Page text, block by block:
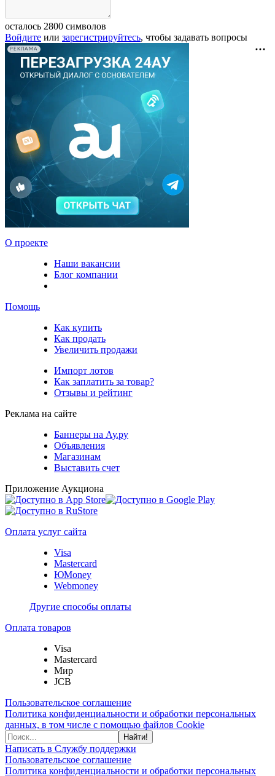
осталось 2800 символов
Войдите или зарегистрируйтесь, чтобы задавать вопросы
РЕКЛАМА
О проекте
Наши вакансии
Блог компании
Помощь
Как купить
Как продать
Увеличить продажи
Импорт лотов
Как заплатить за товар?
Отзывы и рейтинг
Реклама на сайте
Баннеры на Ау.ру
Объявления
Магазинам
Выставить счет
Приложение Аукциона
Оплата услуг сайта
Visa
Mastercard
ЮMoney
Webmoney
Другие способы оплаты
Оплата товаров
Visa
Mastercard
Мир
JCB
Пользовательское соглашение
Политика конфиденциальности и обработки персональных
данных, в том числе с помощью файлов Cookie
Найти!
Написать в Службу поддержки
Пользовательское соглашение
Политика конфиденциальности и обработки персональных